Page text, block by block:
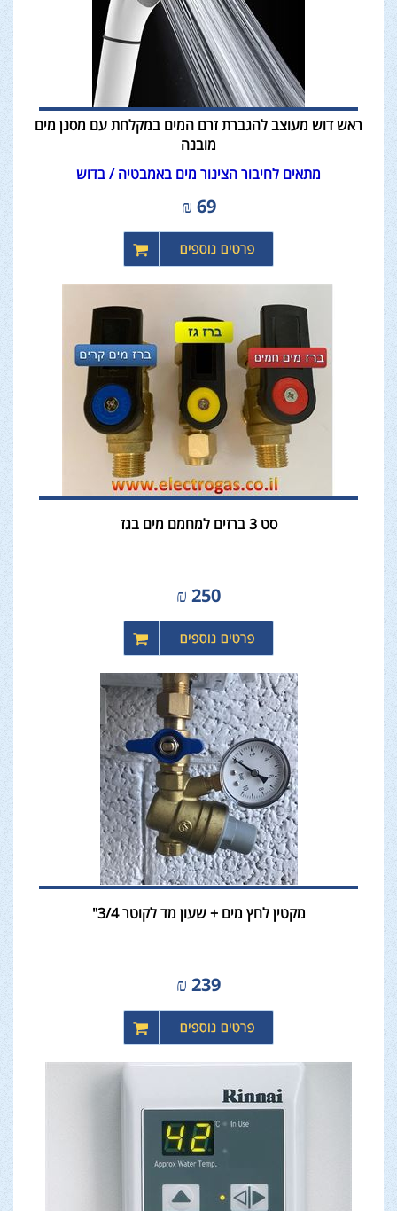
ראש דוש מעוצב להגברת זרם המים במקלחת עם מסנן מים
מובנה
​​​​​​​מתאים לחיבור הצינור מים באמבטיה / בדוש
69
₪
סט 3 ברזים למחמם מים בגז
250
₪
מקטין לחץ מים + שעון מד לקוטר 3/4"
239
₪